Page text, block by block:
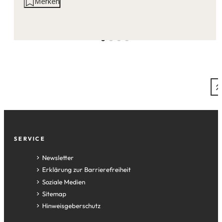
Fußzeile
SERVICE
Newsletter
Erklärung zur Barrierefreiheit
Soziale Medien
Sitemap
Hinweisgeberschutz